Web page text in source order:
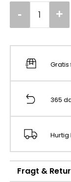
Gratis
365
Fragt &